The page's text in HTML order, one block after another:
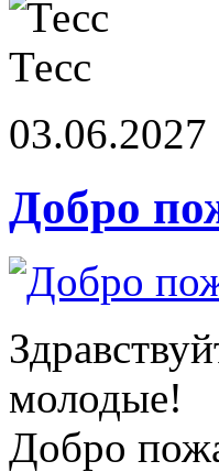
Тесс
03.06.2027
Добро
молодые!
Добро